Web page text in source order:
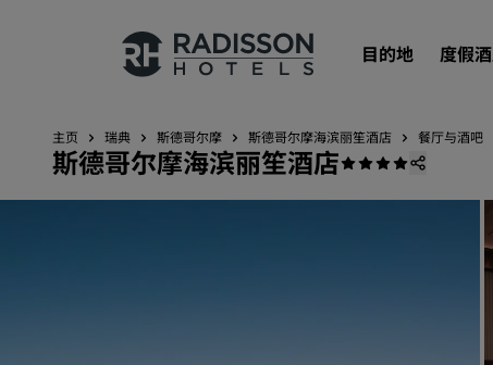
目的地 度假
我们的品牌
主页 瑞典 斯德哥尔摩 斯德哥尔摩海滨丽笙酒店 餐厅与酒吧
斯德哥尔摩海滨丽笙酒店